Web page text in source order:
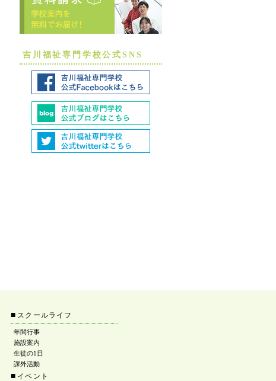
吉川福祉専門学校公式SNS
■ スクールライフ
年間行事
施設案内
生徒の1日
課外活動
■ イベント